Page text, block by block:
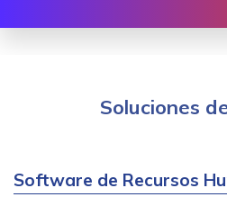
Soluciones
Software de Recursos